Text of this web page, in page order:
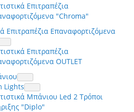
Επιτραπέζια
"Chroma"
Επιτραπέζια Επαναφορτιζόμενα
Επιτραπέζια
OUTLET
Lights
Μπάνιου Led 2 Τρόποι
"Diplo"